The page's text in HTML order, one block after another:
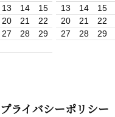
13 14
15
20 21
22
27 28
29
13
14 15
20
21 22
27
28 29
プライバシーポリシー